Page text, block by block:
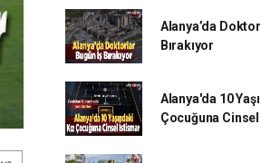
Alanya’da
Bırakıyor
Alanya'da 10
Çocuğuna